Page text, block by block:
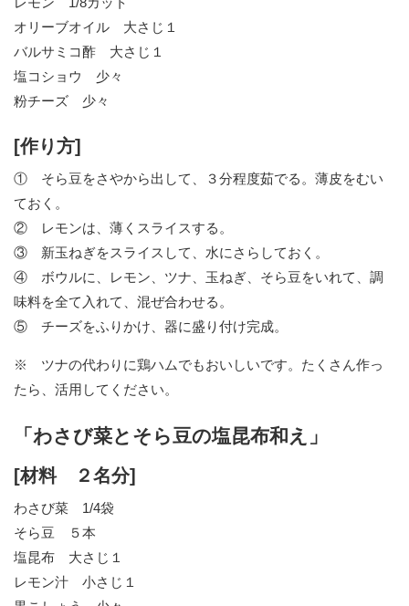
オリーブオイル 大さじ１
バルサミコ酢 大さじ１
塩コショウ 少々
粉チーズ 少々
[作り方]
① そら豆をさやから出して、３分程度茹でる。薄皮をむい
ておく。
② レモンは、薄くスライスする。
③ 新玉ねぎをスライスして、水にさらしておく。
④ ボウルに、レモン、ツナ、玉ねぎ、そら豆をいれて、調
味料を全て入れて、混ぜ合わせる。
⑤ チーズをふりかけ、器に盛り付け完成。
※ ツナの代わりに鶏ハムでもおいしいです。たくさん作っ
たら、活用してください。
「わさび菜とそら豆の塩昆布和え」
[材料 ２名分]
わさび菜 1/4袋
そら豆 ５本
塩昆布 大さじ１
レモン汁 小さじ１